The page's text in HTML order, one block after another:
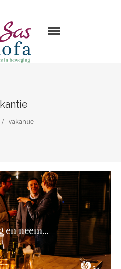
Home
Trainingen en Masterclasses
Contact
Sas Sankofa
/ vakantie